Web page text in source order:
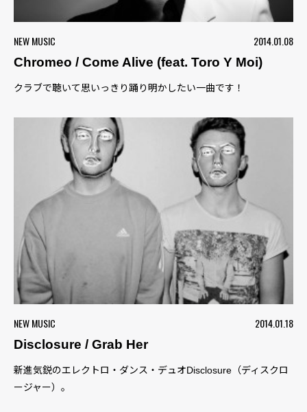
NEW MUSIC
2014.01.08
Chromeo / Come Alive (feat. Toro Y Moi)
クラブで聴いて思いっきり踊り明かしたい一曲です！
NEW MUSIC
2014.01.18
Disclosure / Grab Her
新進気鋭のエレクトロ・ダンス・デュオDisclosure（ディスクロ
ージャー）。